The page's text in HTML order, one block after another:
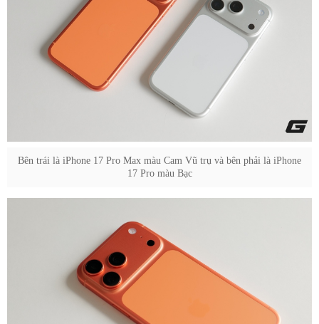
Bên trái là iPhone 17 Pro Max màu Cam Vũ trụ và bên phải là iPhone
17 Pro màu Bạc